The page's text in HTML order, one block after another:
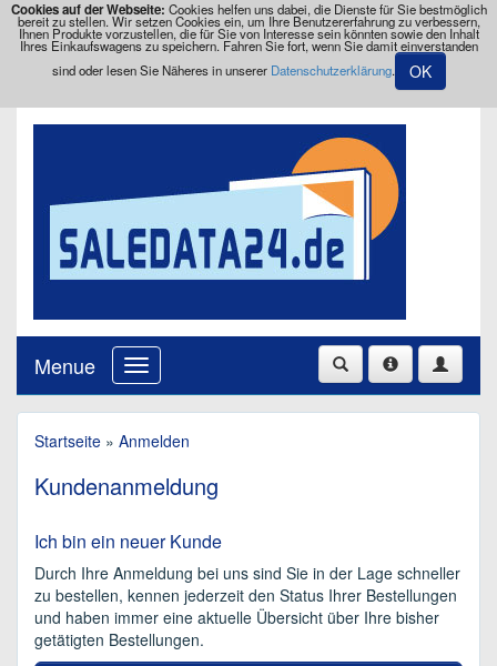
Cookies auf der Webseite: Cookies helfen uns dabei, die Dienste für Sie bestmöglich
bereit zu stellen. Wir setzen Cookies ein, um Ihre Benutzererfahrung zu verbessern,
Ihnen Produkte vorzustellen, die für Sie von Interesse sein könnten sowie den Inhalt
Ihres Einkaufswagens zu speichern. Fahren Sie fort, wenn Sie damit einverstanden
sind oder lesen Sie Näheres in unserer Datenschutzerklärung. OK
Menue
Startseite » Anmelden
Kundenanmeldung
Ich bin ein neuer Kunde
Durch Ihre Anmeldung bei uns sind Sie in der Lage schneller
zu bestellen, kennen jederzeit den Status Ihrer Bestellungen
und haben immer eine aktuelle Übersicht über Ihre bisher
getätigten Bestellungen.